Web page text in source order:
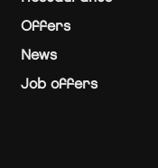
Offers
News
Job offers